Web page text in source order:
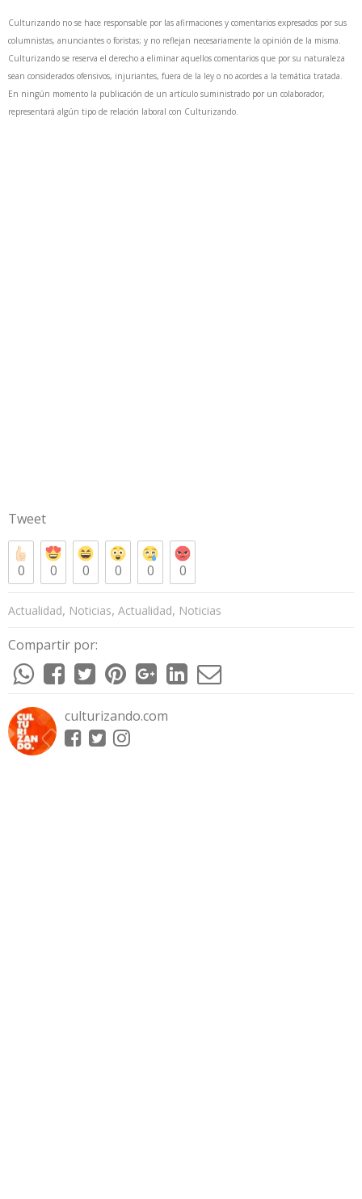
Culturizando no se hace responsable por las afirmaciones y comentarios expresados por sus
columnistas, anunciantes o foristas; y no reflejan necesariamente la opinión de la misma.
Culturizando se reserva el derecho a eliminar aquellos comentarios que por su naturaleza
sean considerados ofensivos, injuriantes, fuera de la ley o no acordes a la temática tratada.
En ningún momento la publicación de un artículo suministrado por un colaborador,
representará algún tipo de relación laboral con Culturizando.
Tweet
0 0 0 0 0 0
Actualidad, Noticias, Actualidad, Noticias
Compartir por:
culturizando.com